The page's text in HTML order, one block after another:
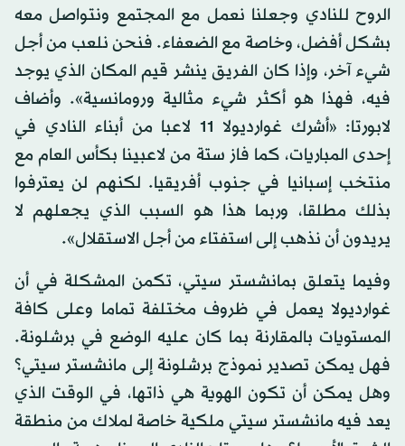
الروح للنادي وجعلنا نعمل مع المجتمع ونتواصل معه
بشكل أفضل، وخاصة مع الضعفاء. فنحن نلعب من أجل
شيء آخر، وإذا كان الفريق ينشر قيم المكان الذي يوجد
فيه، فهذا هو أكثر شيء مثالية ورومانسية». وأضاف
لابورتا: «أشرك غوارديولا 11 لاعبا من أبناء النادي في
إحدى المباريات، كما فاز ستة من لاعبينا بكأس العام مع
منتخب إسبانيا في جنوب أفريقيا. لكنهم لن يعترفوا
بذلك مطلقا، وربما هذا هو السبب الذي يجعلهم لا
يريدون أن نذهب إلى استفتاء من أجل الاستقلال».
وفيما يتعلق بمانشستر سيتي، تكمن المشكلة في أن
غوارديولا يعمل في ظروف مختلفة تماما وعلى كافة
المستويات بالمقارنة بما كان عليه الوضع في برشلونة.
فهل يمكن تصدير نموذج برشلونة إلى مانشستر سيتي؟
وهل يمكن أن تكون الهوية هي ذاتها، في الوقت الذي
يعد فيه مانشستر سيتي ملكية خاصة لملاك من منطقة